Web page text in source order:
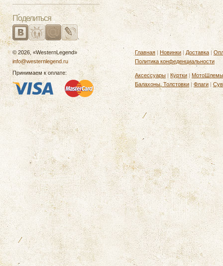
Поделиться
© 2026, «WesternLegend»
info@westernlegend.ru
Принимаем к оплате:
Главная | Новинки | Доставка |
Политика конфеденциальности
Аксессуары | Куртки | МотоШлемы
Балахоны, Толстовки |Флаги |